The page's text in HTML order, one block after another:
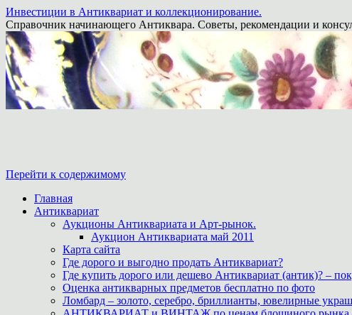
Инвестиции в Антиквариат и коллекционирование.
Справочник начинающего Антиквара. Советы, рекомендации и
Перейти к содержимому
Главная
Антиквариат
Аукционы Антиквариата и Арт-рынок.
Аукцион Антиквариата май 2011
Карта сайта
Где дорого и выгодно продать Антиквариат?
Где купить дорого или дешево Антиквариат (антик)? –
Оценка антикварных предметов бесплатно по фото
Ломбард – золото, серебро, бриллианты, ювелирные